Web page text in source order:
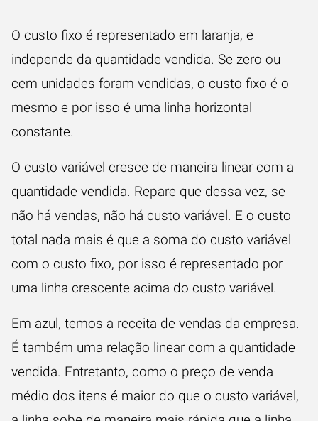
O custo fixo é representado em laranja, e
independe da quantidade vendida. Se zero ou
cem unidades foram vendidas, o custo fixo é o
mesmo e por isso é uma linha horizontal
constante.
O custo variável cresce de maneira linear com a
quantidade vendida. Repare que dessa vez, se
não há vendas, não há custo variável. E o custo
total nada mais é que a soma do custo variável
com o custo fixo, por isso é representado por
uma linha crescente acima do custo variável.
Em azul, temos a receita de vendas da empresa.
É também uma relação linear com a quantidade
vendida. Entretanto, como o preço de venda
médio dos itens é maior do que o custo variável,